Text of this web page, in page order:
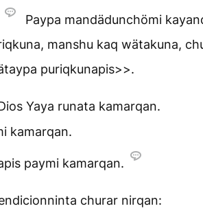
Paypa mandädunchömi
manshu kaq wätakuna,
puriqkunapis>>.
Yaya runata kamarqan.
kamarqan.
paymi kamarqan.
churar nirqan: